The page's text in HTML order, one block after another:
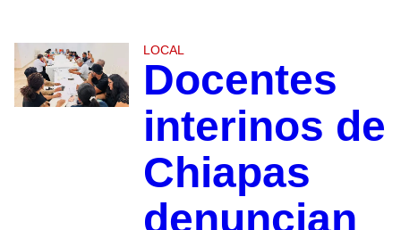
LOCAL
Docentes
interinos de
Chiapas
denuncian